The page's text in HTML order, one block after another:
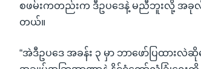
စဖမ်းကတည်းက ဒီဥပဒေနဲ့ မညီဘူးလို့ အခုလို
တယ်။
“အဲဒီဥပဒေ အခန်း ၃ မှာ ဘာဖော်ပြထားလဲ